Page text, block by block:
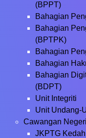
(BPPT)
Bahagian
Bahagian
(BPTPK)
Bahagian
Bahagian
Bahagian
(BDPT)
Unit Integriti
Unit Undang-
Cawangan Negeri
JKPTG Kedah